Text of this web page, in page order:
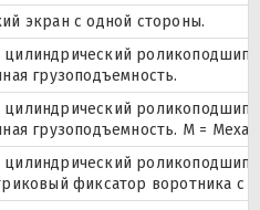
экран с одной стороны.
грузоподъемность.
грузоподъемность. М =
фиксатор воротника с